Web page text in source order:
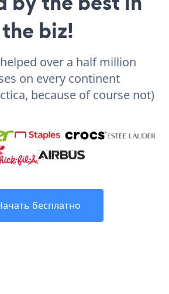
the biz!
helped over a half million
on every continent
because of course not)
бесплатно